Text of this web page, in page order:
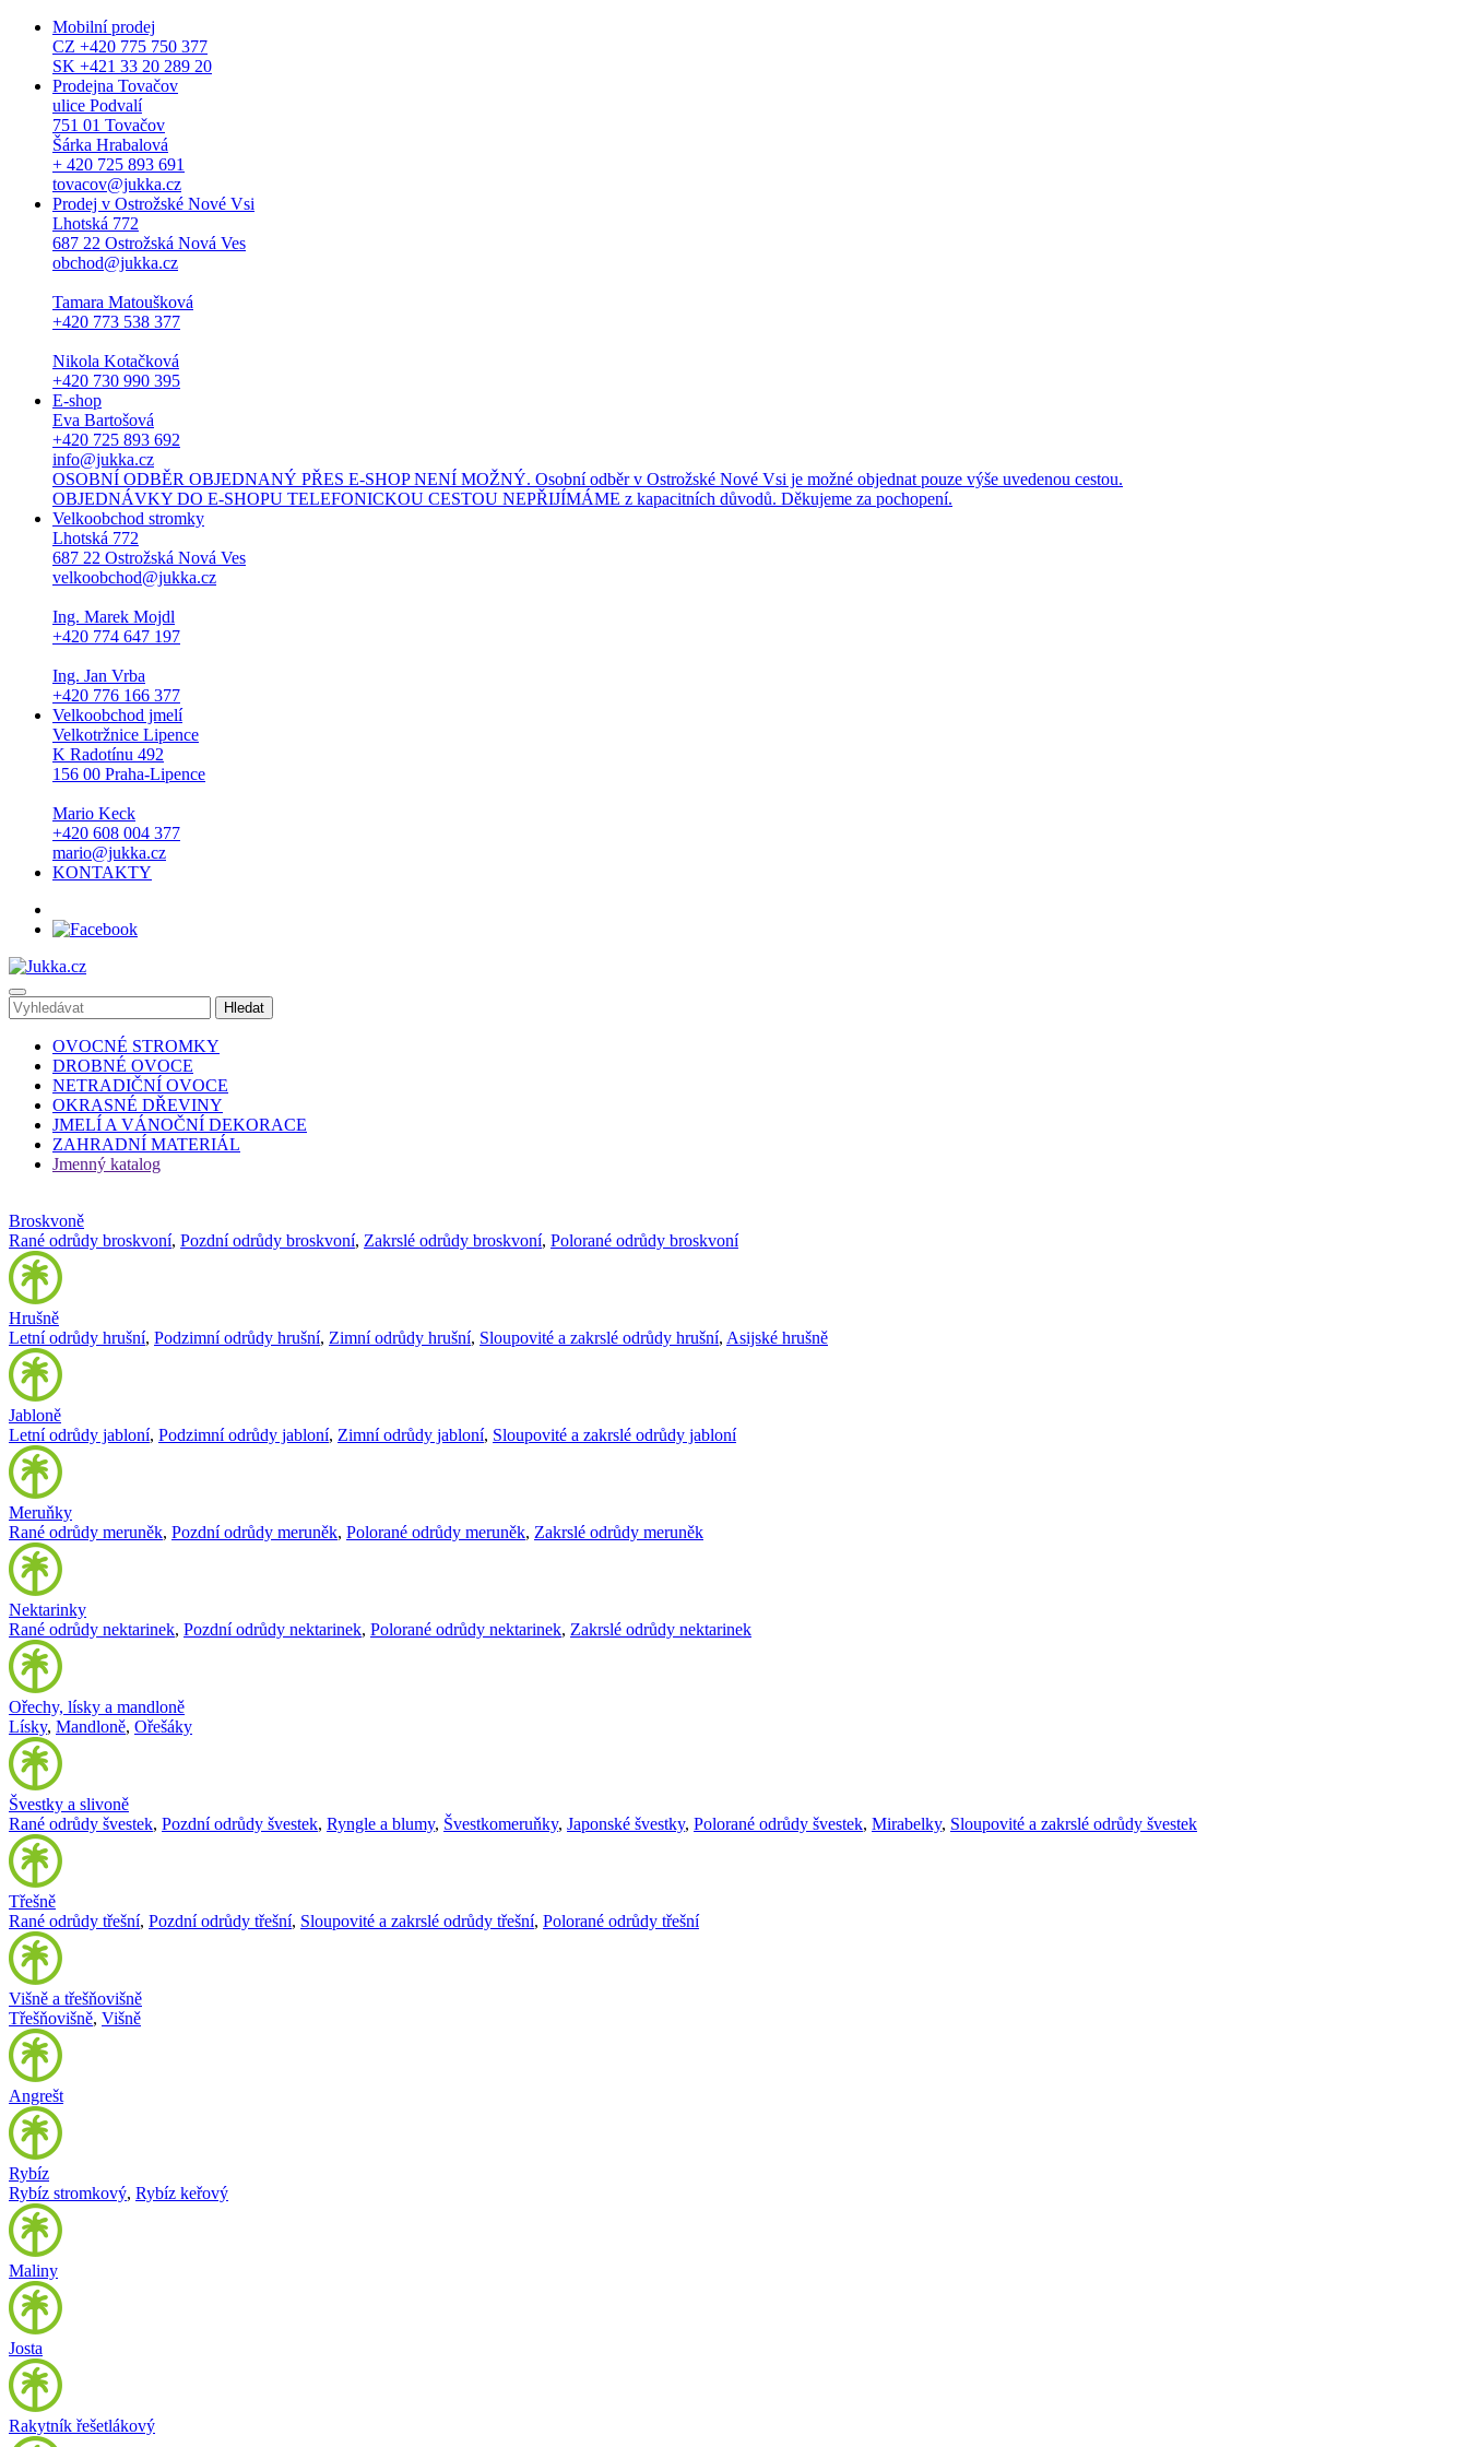
Mobilní prodej
CZ +420 775 750 377
SK +421 33 20 289 20
Prodejna Tovačov
ulice Podvalí
751 01 Tovačov
Šárka Hrabalová
+ 420 725 893 691
tovacov@jukka.cz
Prodej v Ostrožské Nové Vsi
Lhotská 772
687 22 Ostrožská Nová Ves
obchod@jukka.cz
Tamara Matoušková
+420 773 538 377
Nikola Kotačková
+420 730 990 395
E-shop
Eva Bartošová
+420 725 893 692
info@jukka.cz
OSOBNÍ ODBĚR OBJEDNANÝ PŘES E-SHOP NENÍ MOŽNÝ. Osobní odběr v Ostrožské Nové Vsi je možné objednat pouze výše uvedenou cestou.
OBJEDNÁVKY DO E-SHOPU TELEFONICKOU CESTOU NEPŘIJÍMÁME z kapacitních důvodů. Děkujeme za pochopení.
Velkoobchod stromky
Lhotská 772
687 22 Ostrožská Nová Ves
velkoobchod@jukka.cz
Ing. Marek Mojdl
+420 774 647 197
Ing. Jan Vrba
+420 776 166 377
Velkoobchod jmelí
Velkotržnice Lipence
K Radotínu 492
156 00 Praha-Lipence
Mario Keck
+420 608 004 377
mario@jukka.cz
KONTAKTY
OVOCNÉ STROMKY
DROBNÉ OVOCE
NETRADIČNÍ OVOCE
OKRASNÉ DŘEVINY
JMELÍ A VÁNOČNÍ DEKORACE
ZAHRADNÍ MATERIÁL
Jmenný katalog
Broskvoně
Rané odrůdy broskvoní, Pozdní odrůdy broskvoní, Zakrslé odrůdy broskvoní, Polorané odrůdy broskvoní
Hrušně
Letní odrůdy hrušní, Podzimní odrůdy hrušní, Zimní odrůdy hrušní, Sloupovité a zakrslé odrůdy hrušní, Asijské hrušně
Jabloně
Letní odrůdy jabloní, Podzimní odrůdy jabloní, Zimní odrůdy jabloní, Sloupovité a zakrslé odrůdy jabloní
Meruňky
Rané odrůdy meruněk, Pozdní odrůdy meruněk, Polorané odrůdy meruněk, Zakrslé odrůdy meruněk
Nektarinky
Rané odrůdy nektarinek, Pozdní odrůdy nektarinek, Polorané odrůdy nektarinek, Zakrslé odrůdy nektarinek
Ořechy, lísky a mandloně
Lísky, Mandloně, Ořešáky
Švestky a slivoně
Rané odrůdy švestek, Pozdní odrůdy švestek, Ryngle a blumy, Švestkomeruňky, Japonské švestky, Polorané odrůdy švestek, Mirabelky, Sloupovité a zakrslé odrůdy švestek
Třešně
Rané odrůdy třešní, Pozdní odrůdy třešní, Sloupovité a zakrslé odrůdy třešní, Polorané odrůdy třešní
Višně a třešňovišně
Třešňovišně, Višně
Angrešt
Rybíz
Rybíz stromkový, Rybíz keřový
Maliny
Josta
Rakytník řešetlákový